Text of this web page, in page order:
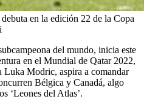
en la edición 22 de la Copa
del mundo, inicia este
en el Mundial de Qatar 2022,
Luka Modric, aspira a comandar
Bélgica y Canadá, algo
‘Leones del Atlas’.